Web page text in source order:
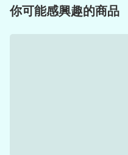
你可能感興趣的商品